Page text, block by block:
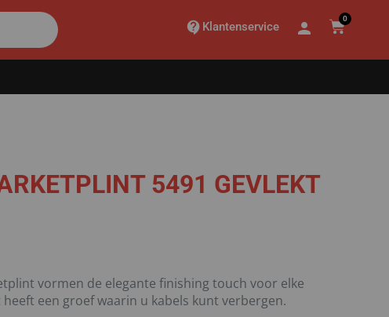
Klantenservice
0
5491 GEVLEKT
vormen de elegante finishing touch voor elke
een groef waarin u kabels kunt verbergen.